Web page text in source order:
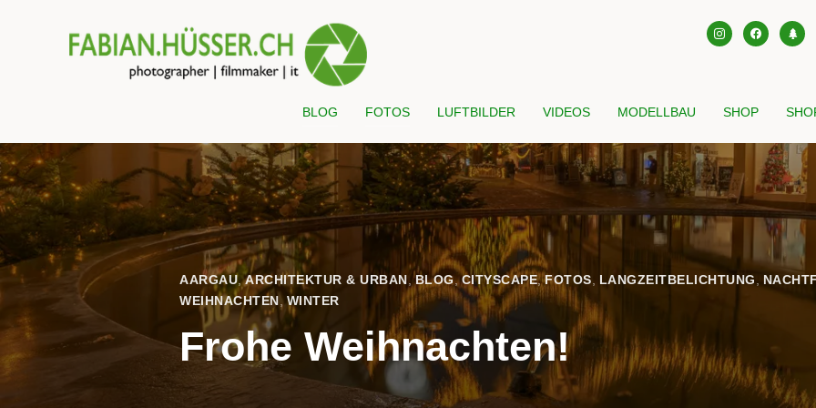
instagramfacebook
tree
BLOG FOTOS LUFTBILDER VIDEOS MODELLBAU SHOP
AARGAU,ARCHITEKTUR & URBAN ,BLOG,CITYSCAPE,FOTOS LANGZEITBELICHTUNG
WEIHNACHTEN,WINTER
Frohe Weihnachten!